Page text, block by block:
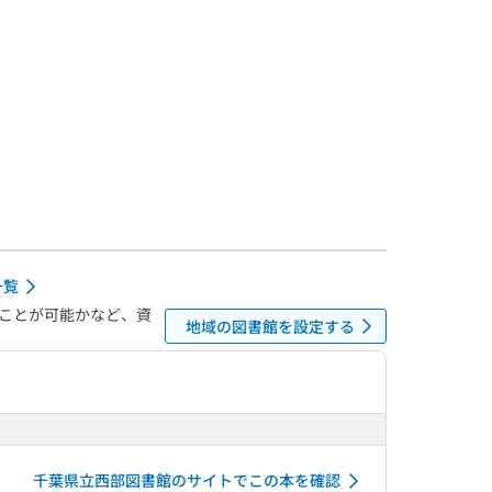
とが可能かなど、資
地域の図書館を設定する
千葉県立西部図書館のサイトでこの本を確認